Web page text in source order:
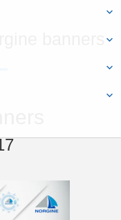
banners